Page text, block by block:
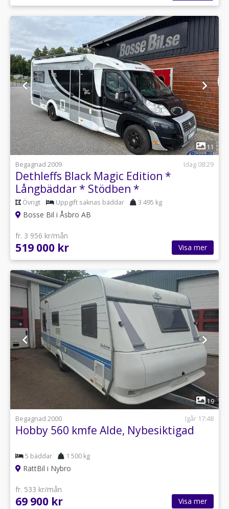
1
11
Begagnad 2009
Idag 08:29
Dethleffs Black Magic Edition *
Långbäddar * Stödben *
Övrigt Uppgift saknas bäddar 3 495 kg
Bosse Bil i Åsbro AB
fr. 3 956 kr/mån
519 000 kr Visa mer
1
19
Begagnad 2000
Igår 17:48
Hobby 560 kmfe Alde, Nybesiktigad
5 bäddar 1 500 kg
RättBil i Nybro
fr. 533 kr/mån
69 900 kr Visa mer